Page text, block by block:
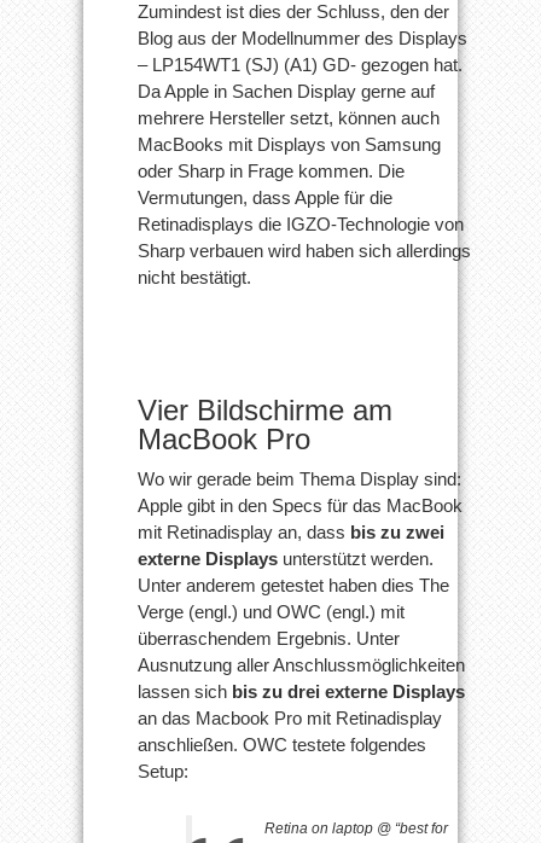
Zumindest ist dies der Schluss, den der
Blog aus der Modellnummer des Displays
– LP154WT1 (SJ) (A1) GD- gezogen hat.
Da Apple in Sachen Display gerne auf
mehrere Hersteller setzt, können auch
MacBooks mit Displays von Samsung
oder Sharp in Frage kommen. Die
Vermutungen, dass Apple für die
Retinadisplays die IGZO-Technologie von
Sharp verbauen wird haben sich allerdings
nicht bestätigt.
Vier Bildschirme am
MacBook Pro
Wo wir gerade beim Thema Display sind:
Apple gibt in den Specs für das MacBook
mit Retinadisplay an, dass bis zu zwei
externe Displays unterstützt werden.
Unter anderem getestet haben dies The
Verge (engl.) und OWC (engl.) mit
überraschendem Ergebnis. Unter
Ausnutzung aller Anschlussmöglichkeiten
lassen sich bis zu drei externe Displays
an das Macbook Pro mit Retinadisplay
anschließen. OWC testete folgendes
Setup:
Retina on laptop @ “best for